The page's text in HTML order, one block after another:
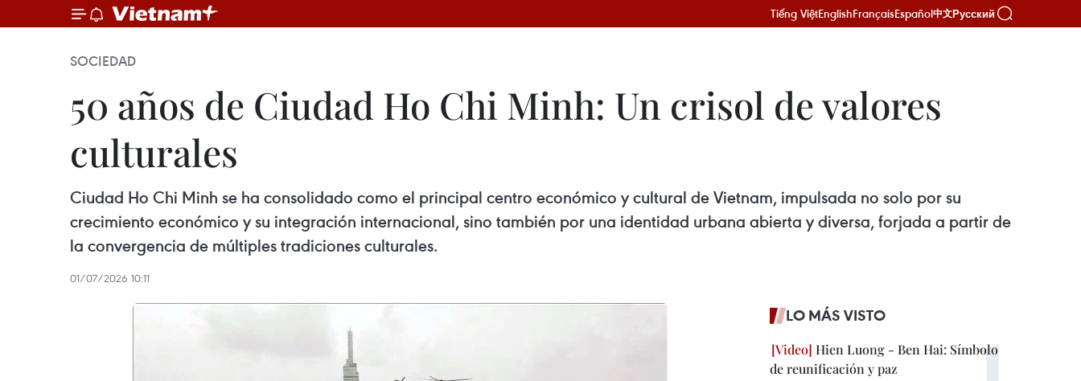
Tiếng ViệtEnglishFrançaisEspañol中文Русский
SOCIEDAD
50 años de Ciudad Ho Chi Minh: Un crisol de valores
culturales
Ciudad Ho Chi Minh se ha consolidado como el principal centro económico y cultural de Vietnam, impulsada no solo por su
crecimiento económico y su integración internacional, sino también por una identidad urbana abierta y diversa, forjada a partir de
la convergencia de múltiples tradiciones culturales.
01/07/2026 10:11
LO MÁS VISTO
Hien Luong - Ben Hai: Símbolo
de reunificación y paz